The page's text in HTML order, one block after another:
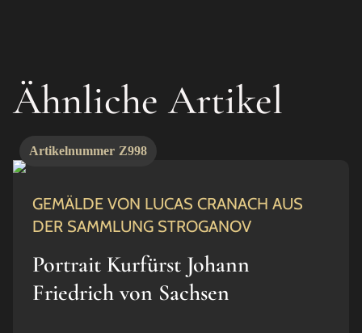
Ähnliche Artikel
Artikelnummer Z998
GEMÄLDE VON LUCAS CRANACH AUS
DER SAMMLUNG STROGANOV
Portrait Kurfürst Johann
Friedrich von Sachsen